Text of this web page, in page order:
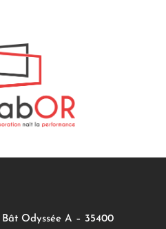
Odyssée A – 35400